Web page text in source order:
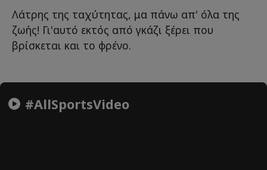
Λάτρης της ταχύτητας, μα πάνω απ' όλα της
ζωής! Γι'αυτό εκτός από γκάζι ξέρει που
βρίσκεται και το φρένο.
#AllSportsVideo